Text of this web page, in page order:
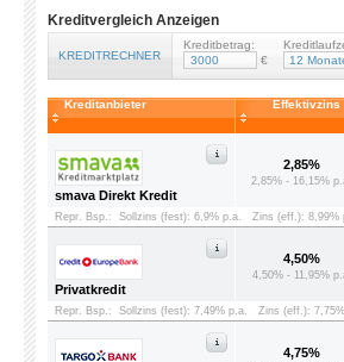
Kreditvergleich Anzeigen
KREDITRECHNER
Kreditbetrag:
€
Kreditanbieter Effektivzins
smava Direkt Kredit
2,85%
2,85% - 16,15%
Repr. Bsp.: Sollzins (fest): 6,9% p.a. Zins (eff.): 8,99%
Privatkredit
4,50%
4,50% - 11,95%
Repr. Bsp.: Sollzins (fest): 7,49% p.a. Zins (eff.):
4,75%